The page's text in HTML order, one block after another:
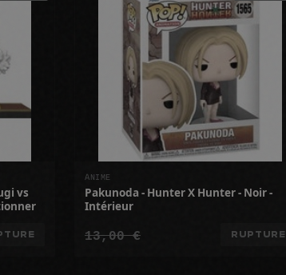
vs
ANIME
Pakunoda - Hunter X Hunter - Noir -
Intérieur
13,00 € RUPTURE